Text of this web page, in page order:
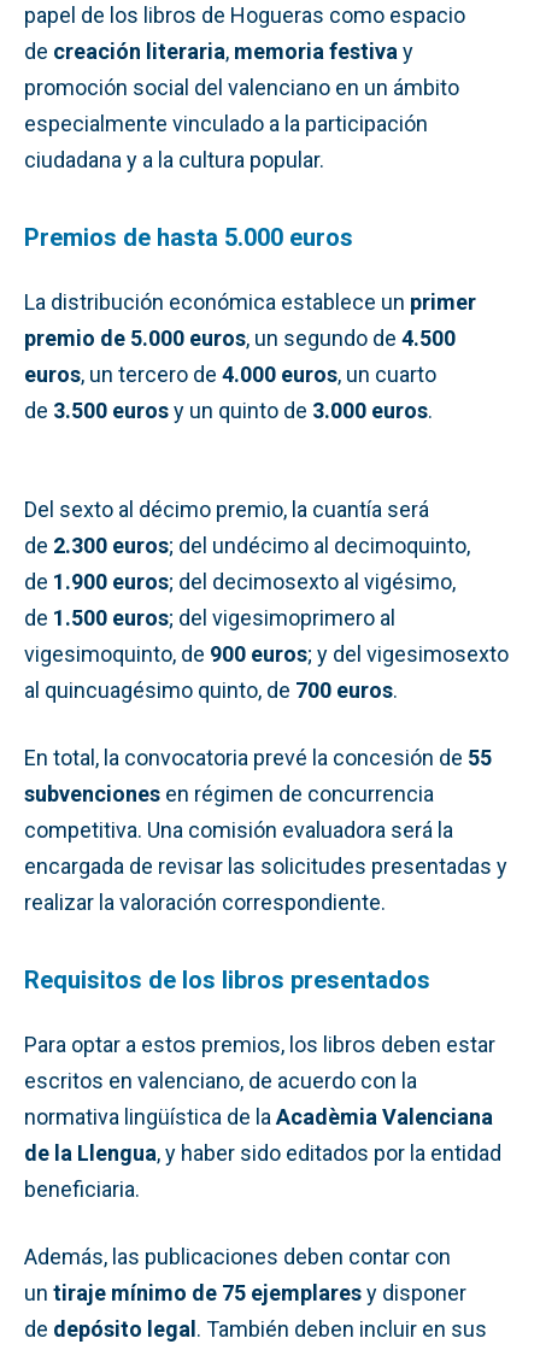
papel de los libros de Hogueras como espacio
de creación literaria, memoria festiva y
promoción social del valenciano en un ámbito
especialmente vinculado a la participación
ciudadana y a la cultura popular.
Premios de hasta 5.000 euros
La distribución económica establece un primer
premio de 5.000 euros, un segundo de 4.500
euros, un tercero de 4.000 euros, un cuarto
de 3.500 eurosy un quinto de 3.000 euros.
Del sexto al décimo premio, la cuantía será
de 2.300 euros; del undécimo al decimoquinto,
de 1.900 euros; del decimosexto al vigésimo,
de 1.500 euros; del vigesimoprimero al
vigesimoquinto, de 900 euros; y del vigesimosexto
al quincuagésimo quinto, de 700 euros.
En total, la convocatoria prevé la concesión de 55
subvenciones en régimen de concurrencia
competitiva. Una comisión evaluadora será la
encargada de revisar las solicitudes presentadas y
realizar la valoración correspondiente.
Requisitos de los libros presentados
Para optar a estos premios, los libros deben estar
escritos en valenciano, de acuerdo con la
normativa lingüística de la Acadèmia Valenciana
de la Llengua, y haber sido editados por la entidad
beneficiaria.
Además, las publicaciones deben contar con
un tiraje mínimo de 75 ejemplaresy disponer
de depósito legal. También deben incluir en sus